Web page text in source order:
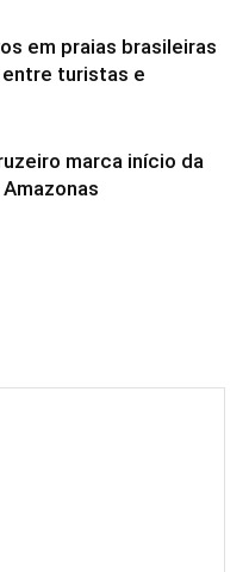
em praias brasileiras
turistas e
marca início da